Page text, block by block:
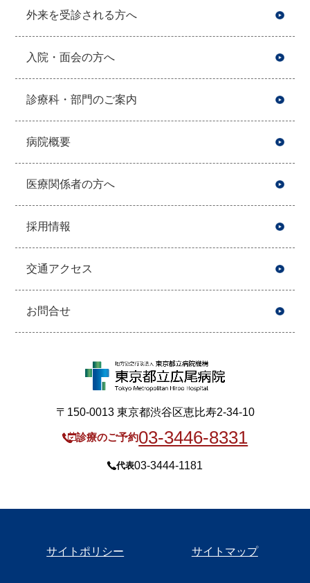
外来を受診される方へ
入院・面会の方へ
診療科・部門のご案内
病院概要
医療関係者の方へ
採用情報
交通アクセス
お問合せ
〒150-0013 東京都渋谷区恵比寿2-34-10
診療のご予約03-3446-8331
代表03-3444-1181
サイトポリシー サイトマップ